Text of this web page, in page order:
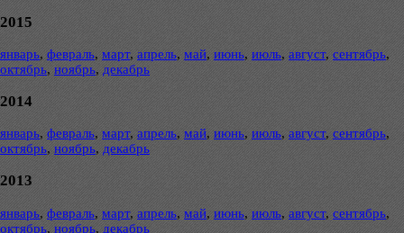
2015
январь, февраль, март, апрель, май, июнь, июль, август, сентябрь,
октябрь, ноябрь, декабрь
2014
январь, февраль, март, апрель, май, июнь, июль, август, сентябрь,
октябрь, ноябрь, декабрь
2013
январь, февраль, март, апрель, май, июнь, июль, август, сентябрь,
октябрь, ноябрь, декабрь